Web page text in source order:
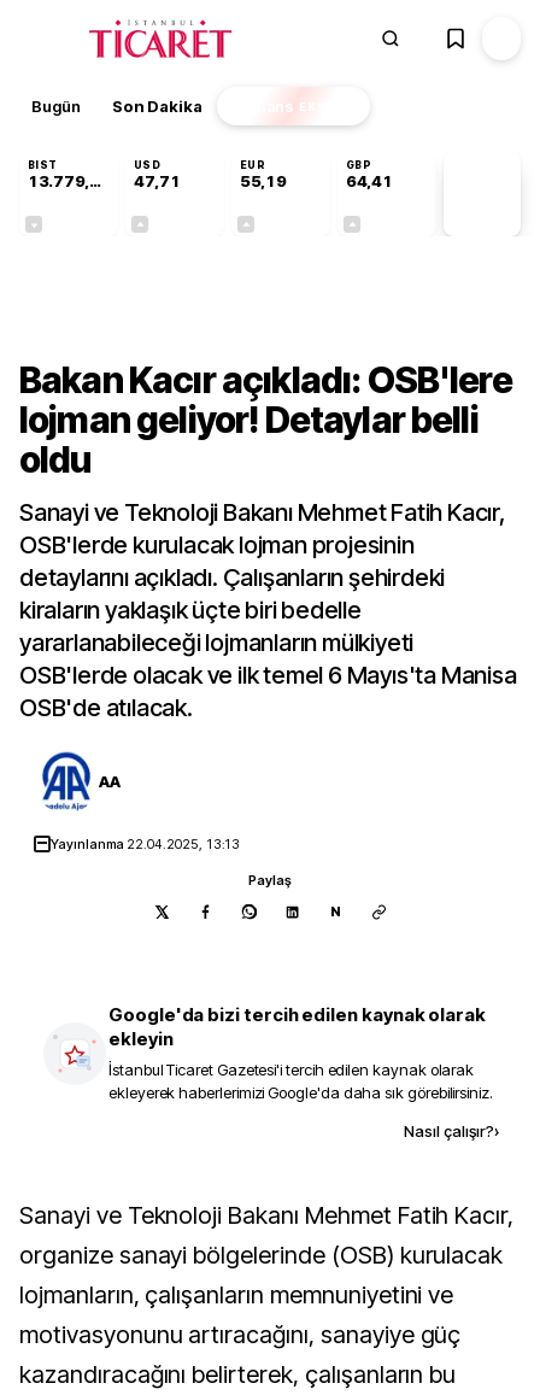
Bugün Son Dakika Finans EKSTRA
BIST
13.779,39
USD
47,71
EUR
55,19
GBP
64,41
Bakan Kacır açıkladı: OSB'lere
lojman geliyor! Detaylar belli
oldu
Sanayi ve Teknoloji Bakanı Mehmet Fatih Kacır,
OSB'lerde kurulacak lojman projesinin
detaylarını açıkladı. Çalışanların şehirdeki
kiraların yaklaşık üçte biri bedelle
yararlanabileceği lojmanların mülkiyeti
OSB'lerde olacak ve ilk temel 6 Mayıs'ta Manisa
OSB'de atılacak.
AA
Yayınlanma 22.04.2025, 13:13
Paylaş
N
Google'da bizi tercih edilen kaynak olarak
ekleyin
İstanbul Ticaret Gazetesi'i tercih edilen kaynak olarak
ekleyerek haberlerimizi Google'da daha sık görebilirsiniz.
Nasıl çalışır?›
Sanayi ve Teknoloji Bakanı Mehmet Fatih Kacır,
organize sanayi bölgelerinde (OSB) kurulacak
lojmanların, çalışanların memnuniyetini ve
motivasyonunu artıracağını, sanayiye güç
kazandıracağını belirterek, çalışanların bu